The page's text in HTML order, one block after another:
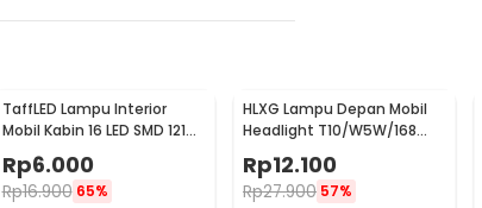
TaffLED Lampu Interior
Mobil Kabin 16 LED SMD 1210
Cool White 2 PCS - BA11S
Rp6.000
Rp16.900 65%
HLXG Lampu Depan Mobil
Headlight T10/W5W/168
Rp12.100
Rp27.900 57%